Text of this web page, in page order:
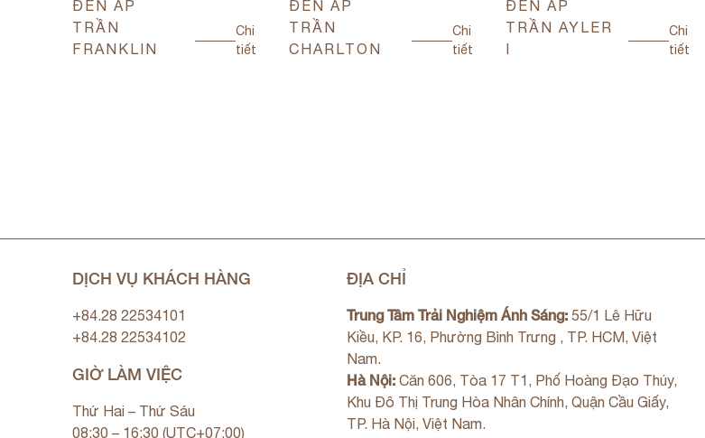
ĐÈN ÁP
TRẦN
FRANKLIN
Chi
tiết
ĐÈN ÁP
TRẦN
CHARLTON
Chi
tiết
ĐÈN ÁP
TRẦN AYLER
I
Chi
tiết
DỊCH VỤ KHÁCH HÀNG
+84.28 22534101
+84.28 22534102
GIỜ LÀM VIỆC
Thứ Hai – Thứ Sáu
08:30 – 16:30 (UTC+07:00)
ĐỊA CHỈ
Trung Tâm Trải Nghiệm Ánh Sáng:55/1 Lê Hữu
Kiều, KP. 16, Phường Bình Trưng , TP. HCM, Việt
Nam.
Hà Nội:Căn 606, Tòa 17 T1, Phố Hoàng Đạo Thúy,
Khu Đô Thị Trung Hòa Nhân Chính, Quận Cầu Giấy,
TP. Hà Nội, Việt Nam.